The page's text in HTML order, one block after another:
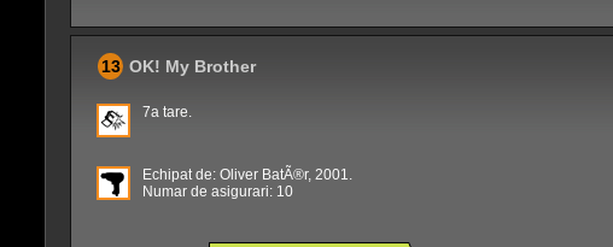
13 OK! My Brother
7a tare.
Echipat de: Oliver BatÃ®r, 2001.
Numar de asigurari: 10